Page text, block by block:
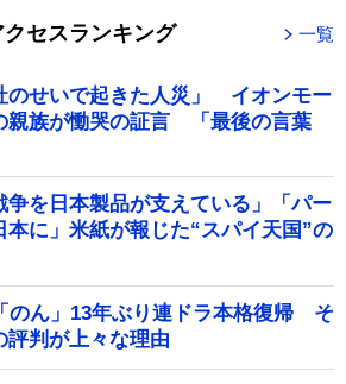
クセスランキング 一覧
のせいで起きた人災」 イオンモー
親族が慟哭の証言 「最後の言葉
争を日本製品が支えている」「パー
本に」米紙が報じた“スパイ天国”の
のん」13年ぶり連ドラ本格復帰 そ
評判が上々な理由